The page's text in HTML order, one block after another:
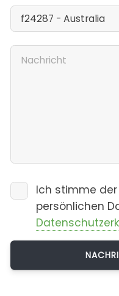
Ich stimme
persönlichen